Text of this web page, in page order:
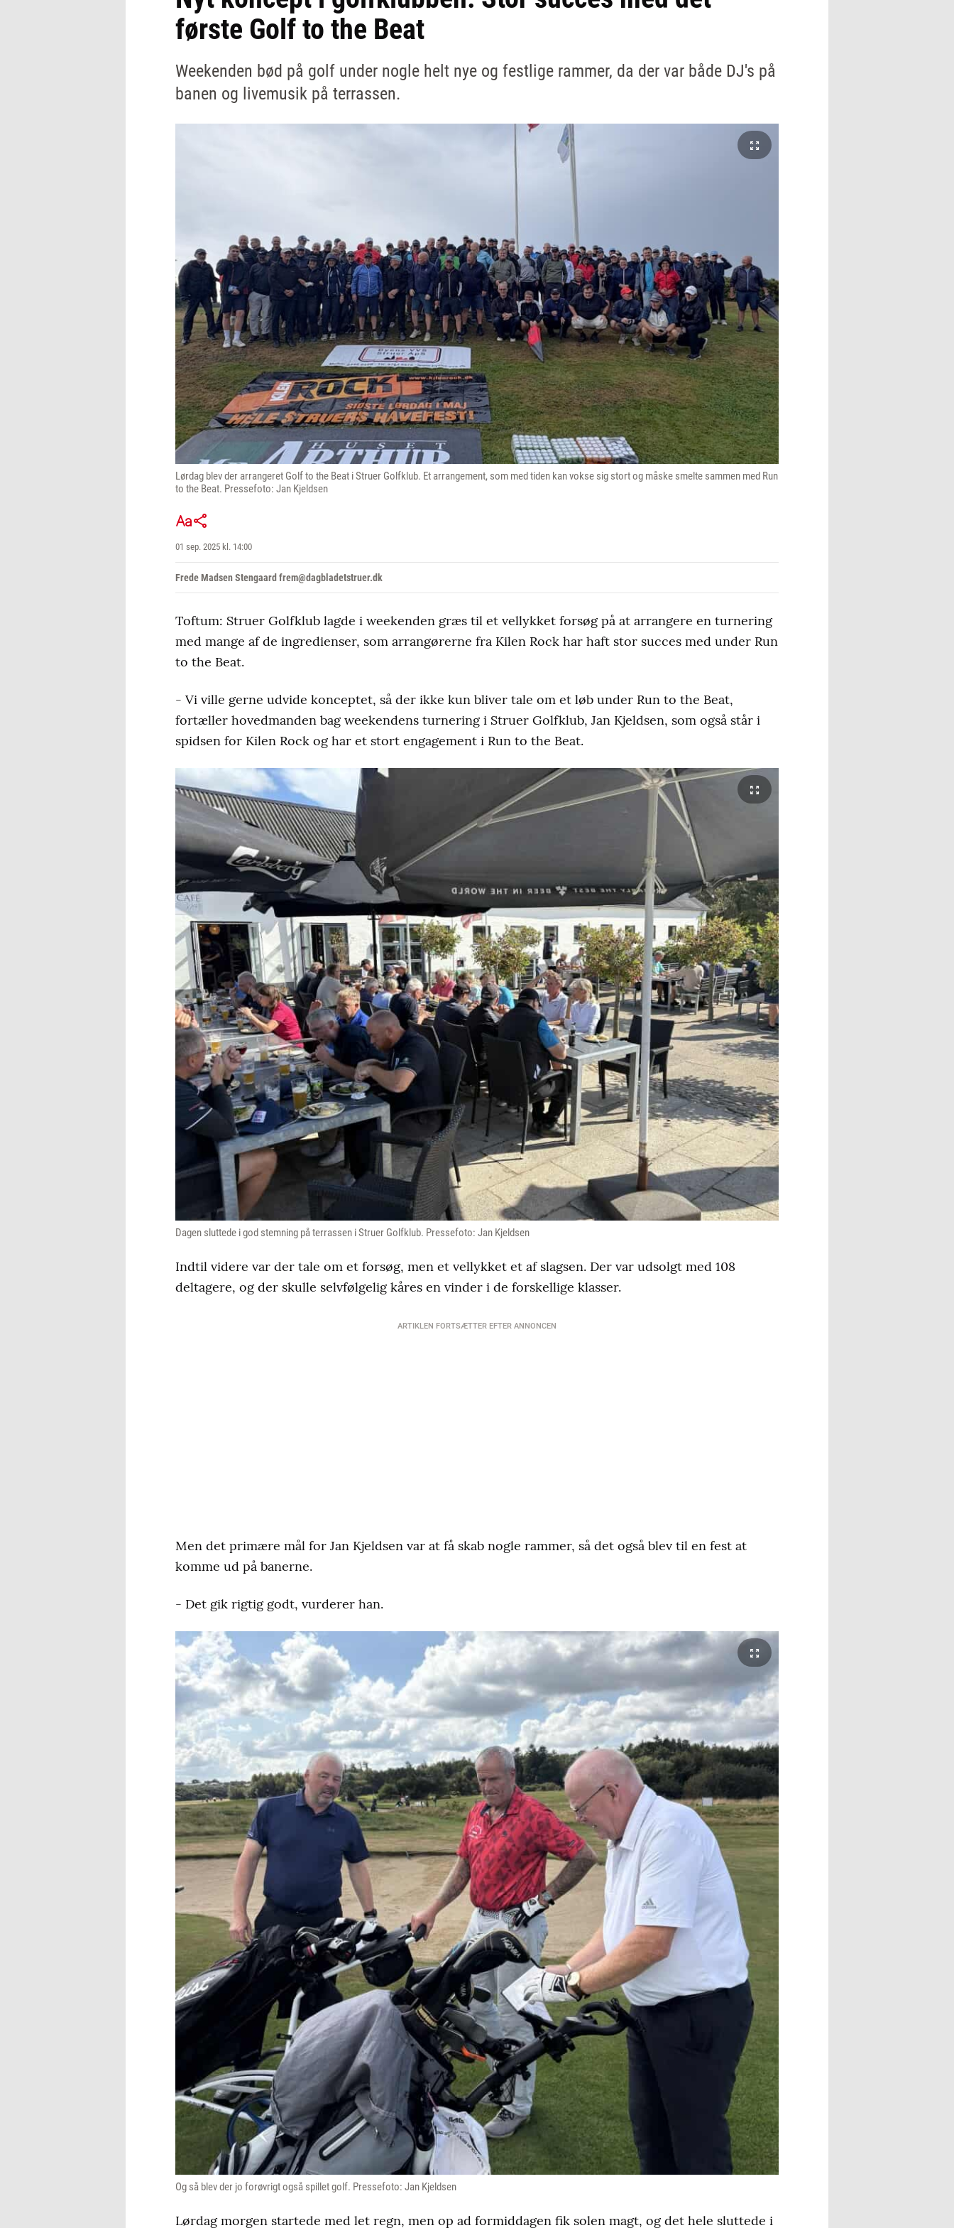
første Golf to the Beat
Weekenden bød på golf under nogle helt nye og festlige rammer, da der var både DJ's på
banen og livemusik på terrassen.
Lørdag blev der arrangeret Golf to the Beat i Struer Golfklub. Et arrangement, som med tiden kan vokse sig stort og måske smelte sammen med Run
to the Beat. Pressefoto: Jan Kjeldsen
01 sep. 2025 kl. 14:00
Frede Madsen Stengaard frem@dagbladetstruer.dk
Toftum: Struer Golfklub lagde i weekenden græs til et vellykket forsøg på at arrangere en turnering
med mange af de ingredienser, som arrangørerne fra Kilen Rock har haft stor succes med under Run
to the Beat.
- Vi ville gerne udvide konceptet, så der ikke kun bliver tale om et løb under Run to the Beat,
fortæller hovedmanden bag weekendens turnering i Struer Golfklub, Jan Kjeldsen, som også står i
spidsen for Kilen Rock og har et stort engagement i Run to the Beat.
Dagen sluttede i god stemning på terrassen i Struer Golfklub. Pressefoto: Jan Kjeldsen
Indtil videre var der tale om et forsøg, men et vellykket et af slagsen. Der var udsolgt med 108
deltagere, og der skulle selvfølgelig kåres en vinder i de forskellige klasser.
ARTIKLEN FORTSÆTTER EFTER ANNONCEN
Men det primære mål for Jan Kjeldsen var at få skab nogle rammer, så det også blev til en fest at
komme ud på banerne.
- Det gik rigtig godt, vurderer han.
Og så blev der jo forøvrigt også spillet golf. Pressefoto: Jan Kjeldsen
Lørdag morgen startede med let regn, men op ad formiddagen fik solen magt, og det hele sluttede i